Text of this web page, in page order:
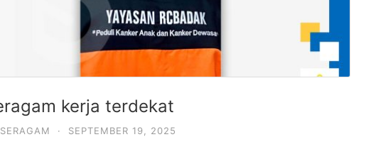
kerja terdekat
· SEPTEMBER 19, 2025